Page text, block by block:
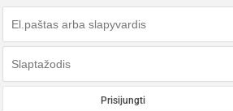
Prisijungti